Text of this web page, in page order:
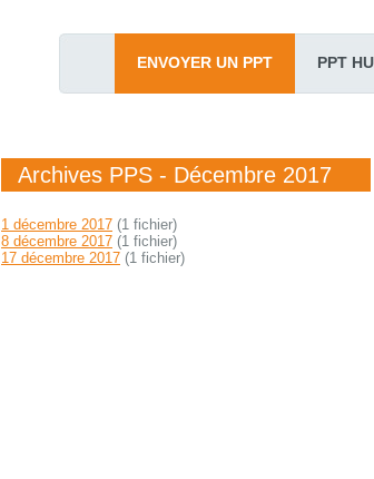
ENVOYER UN PPT PPT
Archives PPS - Décembre 2017
1 décembre 2017 (1 fichier)
8 décembre 2017 (1 fichier)
17 décembre 2017 (1 fichier)